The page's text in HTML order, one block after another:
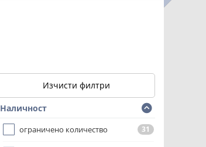
Изчисти филтри
Наличност
oграничено количество 31